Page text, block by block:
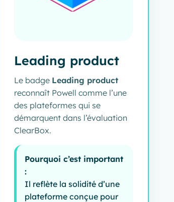
Leading product
Le badge Leading product
reconnaît Powell comme l’une
des plateformes qui se
démarquent dans l’évaluation
ClearBox.
Pourquoi c’est important
:
Il reflète la solidité d’une
plateforme conçue pour